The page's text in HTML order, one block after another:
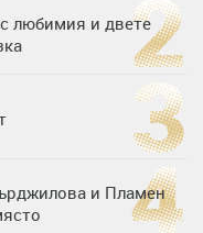
любимия и двете
и Пламен